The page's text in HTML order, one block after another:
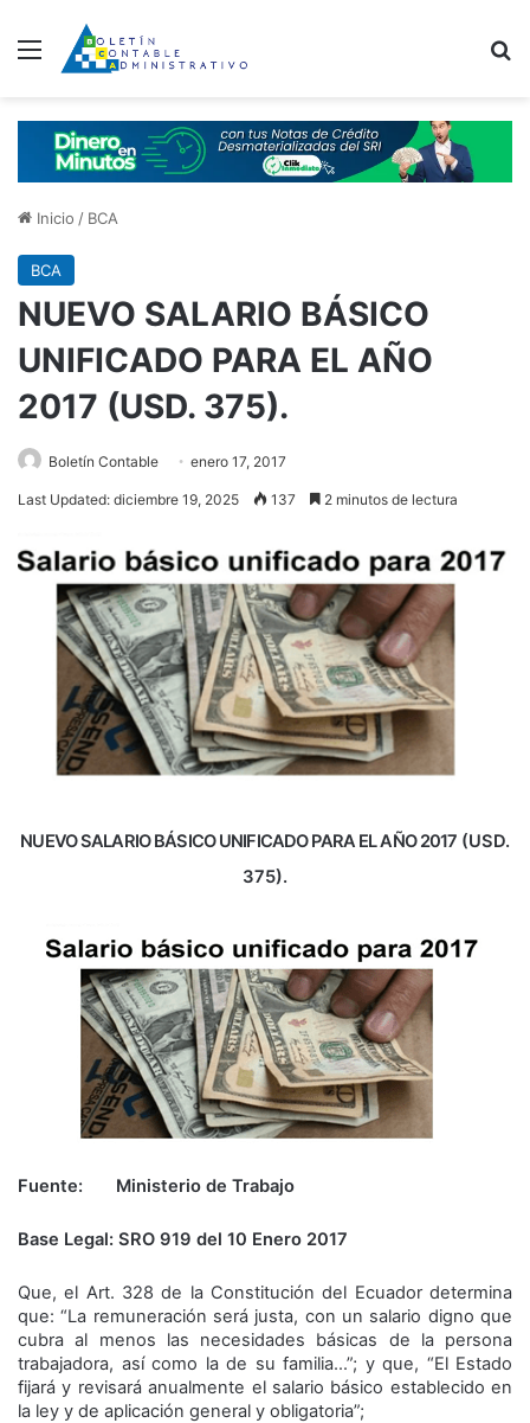
Menú
Inicio / BCA
BCA
NUEVO SALARIO BÁSICO
UNIFICADO PARA EL AÑO
2017 (USD. 375).
Boletín Contable enero 17, 2017
Last Updated: diciembre 19, 2025 137 2 minutos de lectura
NUEVO SALARIO BÁSICO UNIFICADO PARA EL AÑO 2017 (USD.
375).
Fuente: Ministerio de Trabajo
Base Legal: SRO 919 del 10 Enero 2017
Que, el Art. 328 de la Constitución del Ecuador determina
que: “La remuneración será justa, con un salario digno que
cubra al menos las necesidades básicas de la persona
trabajadora, así como la de su familia…”; y que, “El Estado
fijará y revisará anualmente el salario básico establecido en
la ley y de aplicación general y obligatoria”;